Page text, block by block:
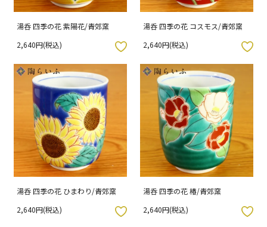
湯呑 四季の花 紫陽花/青郊窯
2,640円(税込)
湯呑 四季の花 コスモス/青郊窯
2,640円(税込)
お気に入りボタン
湯呑 四季の花 ひまわり/青郊窯
2,640円(税込)
湯呑 四季の花 椿/青郊窯
2,640円(税込)
お気に入りボタン